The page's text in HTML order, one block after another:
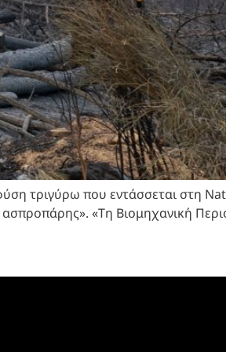
τριγύρω που εντάσσεται στη
«Τη Βιομηχανική